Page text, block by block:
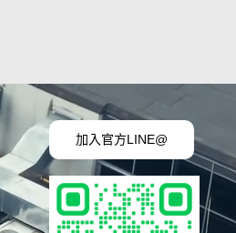
加入官方LINE@